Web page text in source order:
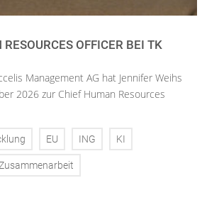
OFFICER BEI TK
Management AG hat Jennifer Weihs
2026 zur Chief Human Resources
EU ING KI